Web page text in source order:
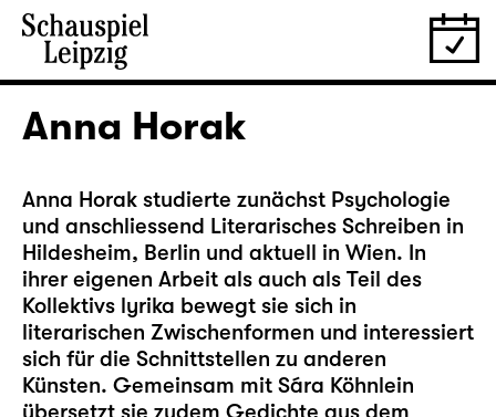
Anna Horak
Anna Horak studierte zunächst Psychologie
und anschliessend Literarisches Schreiben in
Hildesheim, Berlin und aktuell in Wien. In
ihrer eigenen Arbeit als auch als Teil des
Kollektivs lyrika bewegt sie sich in
literarischen Zwischenformen und interessiert
sich für die Schnittstellen zu anderen
Künsten. Gemeinsam mit Sára Köhnlein